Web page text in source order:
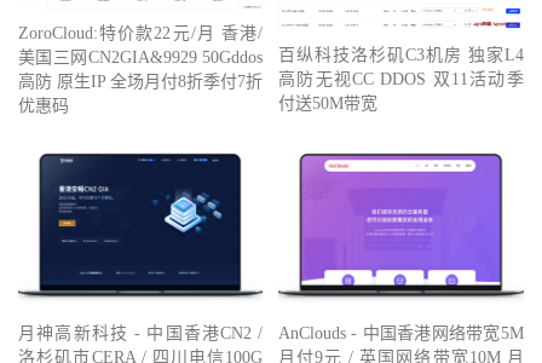
ZoroCloud:特价款22元/月 香港/
美国三网CN2GIA&9929 50Gddos
高防 原生IP 全场月付8折季付7折
优惠码
百纵科技洛杉矶C3机房 独家L4
高防无视CC DDOS 双11活动季
付送50M带宽
月神高新科技 - 中国香港CN2 /
洛杉矶市CERA / 四川电信100G
AnClouds - 中国香港网络带宽5M
月付9元 / 英国网络带宽10M 月